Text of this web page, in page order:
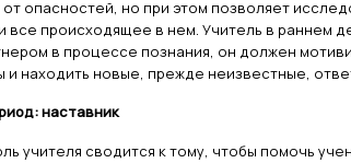
опасностей, но при этом позволяет
все происходящее в нем. Учитель в раннем
в процессе познания, он должен
и находить новые, прежде неизвестные,
наставник
учителя сводится к тому, чтобы помочь